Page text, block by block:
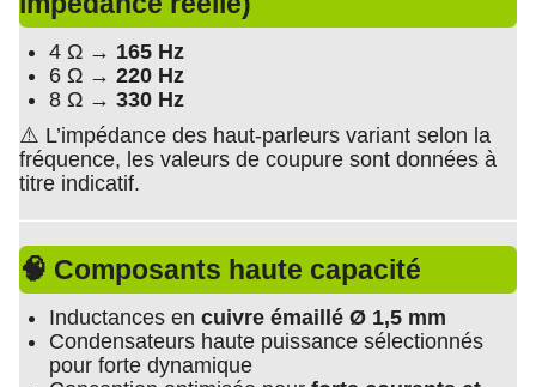
4 Ω → 165 Hz
6 Ω → 220 Hz
8 Ω → 330 Hz
⚠️ L’impédance des haut-parleurs variant selon la
fréquence, les valeurs de coupure sont données à
titre indicatif.
🧠 Composants haute capacité
Inductances en cuivre émaillé Ø 1,5 mm
Condensateurs haute puissance sélectionnés
pour forte dynamique